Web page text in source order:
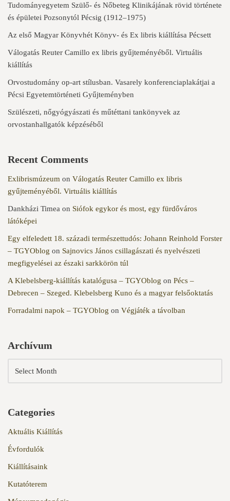
Tudományegyetem Szülő- és Nőbeteg Klinikájának rövid története
és épületei Pozsonytól Pécsig (1912–1975)
Az első Magyar Könyvhét Könyv- és Ex libris kiállítása Pécsett
Válogatás Reuter Camillo ex libris gyűjteményéből. Virtuális
kiállítás
Orvostudomány op-art stílusban. Vasarely konferenciaplakátjai a
Pécsi Egyetemtörténeti Gyűjteményben
Szülészeti, nőgyógyászati és műtéttani tankönyvek az
orvostanhallgatók képzéséből
Recent Comments
Exlibrismúzeum on Válogatás Reuter Camillo ex libris
gyűjteményéből. Virtuális kiállítás
Dankházi Timea on Siófok egykor és most, egy fürdőváros
látóképei
Egy elfeledett 18. századi természettudós: Johann Reinhold Forster
– TGYOblog on Sajnovics János csillagászati és nyelvészeti
megfigyelései az északi sarkkörön túl
A Klebelsberg-kiállítás katalógusa – TGYOblog on Pécs –
Debrecen – Szeged. Klebelsberg Kuno és a magyar felsőoktatás
Forradalmi napok – TGYOblog on Végjáték a távolban
Archívum
Categories
Aktuális Kiállítás
Évfordulók
Kiállításaink
Kutatóterem